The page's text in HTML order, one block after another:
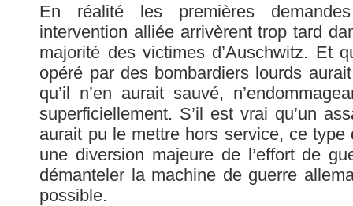
En réalité les premières
intervention alliée arrivèrent trop tard
majorité des victimes d’Auschwitz. Et
opéré par des bombardiers lourds
qu’il n’en aurait sauvé,
superficiellement. S’il est vrai qu’un
aurait pu le mettre hors service, ce
une diversion majeure de l’effort de
démanteler la machine de guerre
possible.